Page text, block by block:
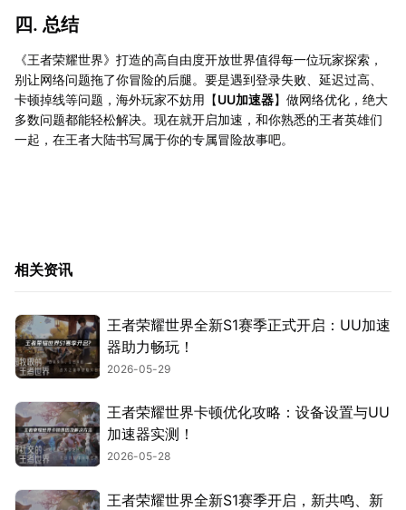
四. 总结
《王者荣耀世界》打造的高自由度开放世界值得每一位玩家探索，
别让网络问题拖了你冒险的后腿。要是遇到登录失败、延迟过高、
卡顿掉线等问题，海外玩家不妨用【UU加速器】做网络优化，绝大
多数问题都能轻松解决。现在就开启加速，和你熟悉的王者英雄们
一起，在王者大陆书写属于你的专属冒险故事吧。
相关资讯
王者荣耀世界全新S1赛季正式开启：UU加速
器助力畅玩！
2026-05-29
王者荣耀世界卡顿优化攻略：设备设置与UU
加速器实测！
2026-05-28
王者荣耀世界全新S1赛季开启，新共鸣、新